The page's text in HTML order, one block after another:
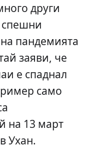
други
спешни
пандемията
заяви, че
е спаднал
само
на 13 март
Ухан.